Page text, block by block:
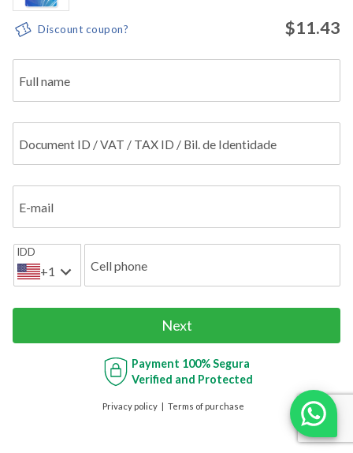
Discount coupon? $11.43
Full name
Document ID / VAT / TAX ID / Bil. de Identidade
E-mail
IDD
+1 Cell phone
Next
Payment 100% Segura
Verified and Protected
Privacy policy Terms of purchase